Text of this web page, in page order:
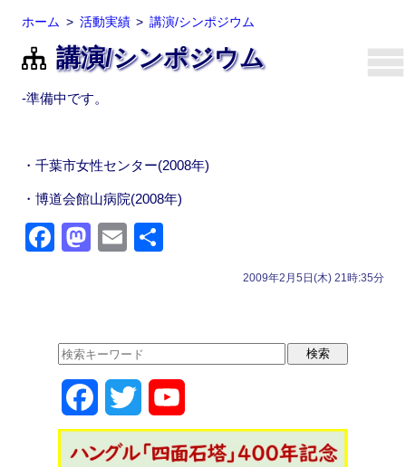
ホーム 活動実績 講演/シンポジウム
講演/シンポジウム
-準備中です。
・千葉市女性センター(2008年)
・博道会館山病院(2008年)
F
b
o
o
k
M
d
o
n
E
2009年2月5日(木) 21時:35分
a w o